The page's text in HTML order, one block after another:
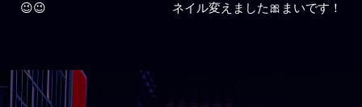
😉😉 ネイル変えました🎀まいです！